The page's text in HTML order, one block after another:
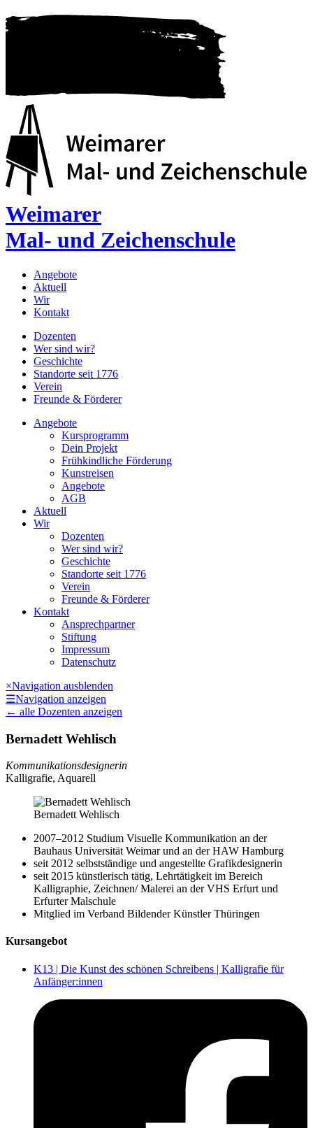
Weimarer
Mal- und Zeichenschule
Angebote
Aktuell
Wir
Kontakt
Dozenten
Wer sind wir?
Geschichte
Standorte seit 1776
Verein
Freunde & Förderer
Angebote
Kursprogramm
Dein Projekt
Frühkindliche Förderung
Kunstreisen
Angebote
AGB
Aktuell
Wir
Dozenten
Wer sind wir?
Geschichte
Standorte seit 1776
Verein
Freunde & Förderer
Kontakt
Ansprechpartner
Stiftung
Impressum
Datenschutz
×Navigation ausblenden
☰Navigation anzeigen
← alle Dozenten anzeigen
Bernadett Wehlisch
Kommunikationsdesignerin
Kalligrafie, Aquarell
Bernadett Wehlisch
2007–2012 Studium Visuelle Kommunikation an der
Bauhaus Universität Weimar und an der HAW Hamburg
seit 2012 selbstständige und angestellte Grafikdesignerin
seit 2015 künstlerisch tätig, Lehrtätigkeit im Bereich
Kalligraphie, Zeichnen/​ Malerei an der VHS Erfurt und
Erfurter Malschule
Mitglied im Verband Bildender Künstler Thüringen
Kursangebot
K13 | Die Kunst des schönen Schreibens | Kalligrafie für
Anfänger:innen